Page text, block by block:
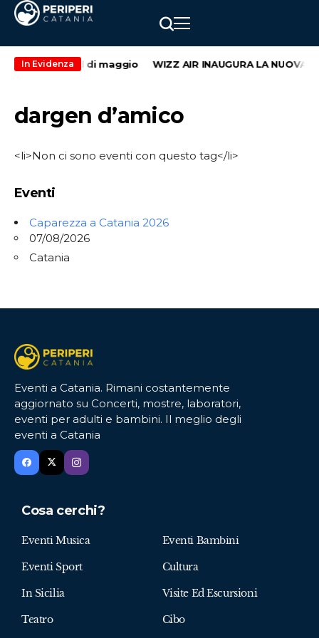
In Evidenza
weekend di maggio WIZZ AIR INAUGURA LA NUOVA
dargen d’amico
<li>Non ci sono eventi con questo tag</li>
Eventi
Caparezza a Catania 2026
07/08/2026
Catania
Eventi a Catania. Rimani costantemente
aggiornato su Concerti, mostre, laboratori,
eventi per adulti e bambini. Il meglio degli
eventi a Catania
Cosa cerchi?
Eventi Musica Eventi Bambini
Eventi Sport Cultura
In Sicilia Visite Ed Escursioni
Teatro Cibo